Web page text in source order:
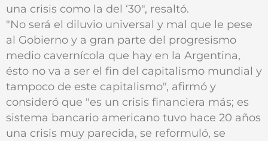
una crisis como la del ‘30", resaltó.
"No será el diluvio universal y mal que le pese
al Gobierno y a gran parte del progresismo
medio cavernícola que hay en la Argentina,
ésto no va a ser el fin del capitalismo mundial y
tampoco de este capitalismo", afirmó y
consideró que "es un crisis financiera más; es
sistema bancario americano tuvo hace 20 años
una crisis muy parecida, se reformuló, se